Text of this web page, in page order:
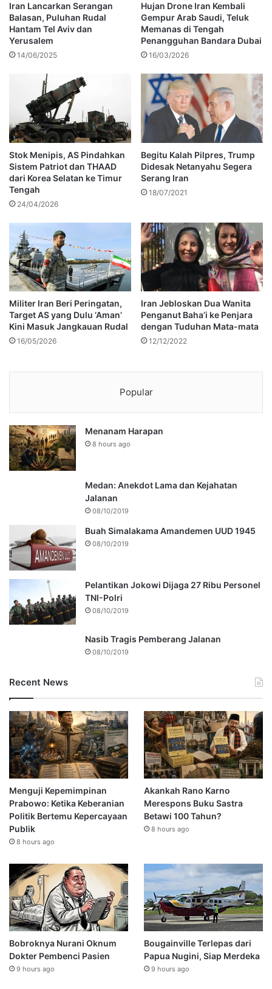
Iran Lancarkan Serangan
Balasan, Puluhan Rudal
Hantam Tel Aviv dan
Yerusalem
14/06/2025
Hujan Drone Iran Kembali
Gempur Arab Saudi, Teluk
Memanas di Tengah
Penangguhan Bandara Dubai
16/03/2026
Stok Menipis, AS Pindahkan
Sistem Patriot dan THAAD
dari Korea Selatan ke Timur
Tengah
24/04/2026
Begitu Kalah Pilpres, Trump
Didesak Netanyahu Segera
Serang Iran
18/07/2021
Militer Iran Beri Peringatan,
Target AS yang Dulu ‘Aman’
Kini Masuk Jangkauan Rudal
16/05/2026
Iran Jebloskan Dua Wanita
Penganut Baha’i ke Penjara
dengan Tuduhan Mata-mata
12/12/2022
Popular
Menanam Harapan
8 hours ago
Medan: Anekdot Lama dan Kejahatan
Jalanan
08/10/2019
Buah Simalakama Amandemen UUD 1945
08/10/2019
Pelantikan Jokowi Dijaga 27 Ribu Personel
TNI-Polri
08/10/2019
Nasib Tragis Pemberang Jalanan
08/10/2019
Recent News
Menguji Kepemimpinan
Prabowo: Ketika Keberanian
Politik Bertemu Kepercayaan
Publik
8 hours ago
Akankah Rano Karno
Merespons Buku Sastra
Betawi 100 Tahun?
8 hours ago
Bobroknya Nurani Oknum
Dokter Pembenci Pasien
9 hours ago
Bougainville Terlepas dari
Papua Nugini, Siap Merdeka
9 hours ago